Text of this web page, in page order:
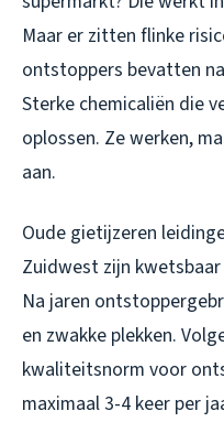
Maar er zitten flinke
ontstoppers bevatten
Sterke chemicaliën die
oplossen. Ze werken,
aan.
Oude gietijzeren
Zuidwest zijn
Na jaren
en zwakke plekken.
kwaliteitsnorm voor
maximaal 3-4 keer per